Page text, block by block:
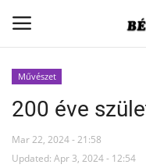
Nyitólap
Művészet
200 éve
Mar 22, 2024 - 21:58
Updated: Apr 3, 2024 - 12:54